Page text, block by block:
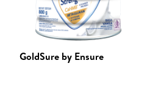
GoldSure by Ensure